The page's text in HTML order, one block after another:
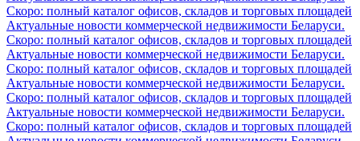
Скоро: полный каталог офисов, складов и торговых площадей
Актуальные новости коммерческой недвижимости Беларуси.
Скоро: полный каталог офисов, складов и торговых площадей
Актуальные новости коммерческой недвижимости Беларуси.
Скоро: полный каталог офисов, складов и торговых площадей
Актуальные новости коммерческой недвижимости Беларуси.
Скоро: полный каталог офисов, складов и торговых площадей
Актуальные новости коммерческой недвижимости Беларуси.
Скоро: полный каталог офисов, складов и торговых площадей